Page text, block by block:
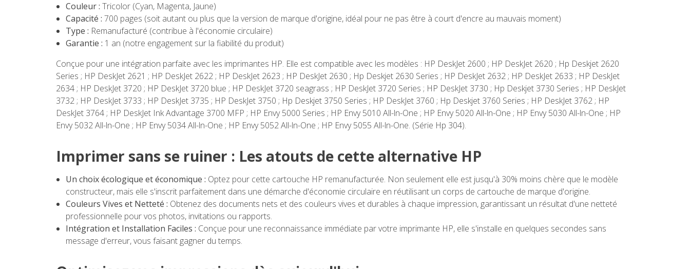
Couleur : Tricolor (Cyan, Magenta, Jaune)
Capacité : 700 pages (soit autant ou plus que la version de marque d'origine, idéal pour ne pas être à court d'encre au mauvais moment)
Type : Remanufacturé (contribue à l'économie circulaire)
Garantie : 1 an (notre engagement sur la fiabilité du produit)
Conçue pour une intégration parfaite avec les imprimantes HP. Elle est compatible avec les modèles : HP DeskJet 2600 ; HP DeskJet 2620 ; Hp Deskjet 2620
Series ; HP DeskJet 2621 ; HP DeskJet 2622 ; HP DeskJet 2623 ; HP DeskJet 2630 ; Hp Deskjet 2630 Series ; HP DeskJet 2632 ; HP DeskJet 2633 ; HP DeskJet
2634 ; HP DeskJet 3720 ; HP DeskJet 3720 blue ; HP DeskJet 3720 seagrass ; HP DeskJet 3720 Series ; HP DeskJet 3730 ; Hp Deskjet 3730 Series ; HP DeskJet
3732 ; HP DeskJet 3733 ; HP DeskJet 3735 ; HP DeskJet 3750 ; Hp Deskjet 3750 Series ; HP DeskJet 3760 ; Hp Deskjet 3760 Series ; HP DeskJet 3762 ; HP
DeskJet 3764 ; HP DeskJet Ink Advantage 3700 MFP ; HP Envy 5000 Series ; HP Envy 5010 All-ln-One ; HP Envy 5020 All-ln-One ; HP Envy 5030 All-ln-One ; HP
Envy 5032 All-ln-One ; HP Envy 5034 All-ln-One ; HP Envy 5052 All-ln-One ; HP Envy 5055 All-ln-One. (Série Hp 304).
Imprimer sans se ruiner : Les atouts de cette alternative HP
Un choix écologique et économique : Optez pour cette cartouche HP remanufacturée. Non seulement elle est jusqu'à 30% moins chère que le modèle
constructeur, mais elle s'inscrit parfaitement dans une démarche d'économie circulaire en réutilisant un corps de cartouche de marque d'origine.
Couleurs Vives et Netteté : Obtenez des documents nets et des couleurs vives et durables à chaque impression, garantissant un résultat d'une netteté
professionnelle pour vos photos, invitations ou rapports.
Intégration et Installation Faciles : Conçue pour une reconnaissance immédiate par votre imprimante HP, elle s'installe en quelques secondes sans
message d'erreur, vous faisant gagner du temps.